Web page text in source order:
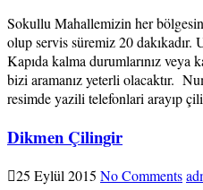
Sokullu Mahallemizin her
olup servis süremiz 20
Kapıda kalma durumlarınız veya
bizi aramanız yeterli olacaktır.
resimde yazili telefonlari arayıp
Dikmen Çilingir
25 Eylül 2015 No Comments